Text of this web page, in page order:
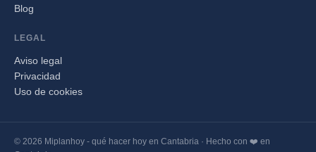
Blog
LEGAL
Aviso legal
Privacidad
Uso de cookies
© 2026 Miplanhoy - qué hacer hoy en Cantabria · Hecho con ❤️ en